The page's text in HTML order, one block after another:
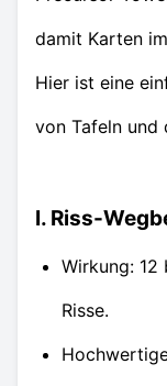
damit Karten
Hier ist eine
von Tafeln und
I. Riss-
Wirkung: 12
Risse.